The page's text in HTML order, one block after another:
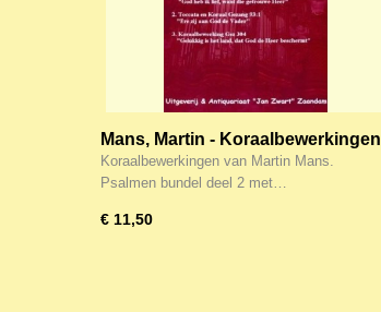
Mans, Martin - Koraalbewerkingen
(2) Psalm 116, Ere zij aan God de
Vader, Gelukkig is het land (Noten)
Koraalbewerkingen van Martin Mans.
Psalmen bundel deel 2 met…
€ 11,50